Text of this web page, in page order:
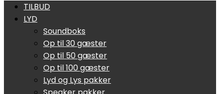
TILBUD
LYD
Soundboks
Op til 30 gæster
Op til 50 gæster
Op til 100 gæster
Lyd og Lys pakker